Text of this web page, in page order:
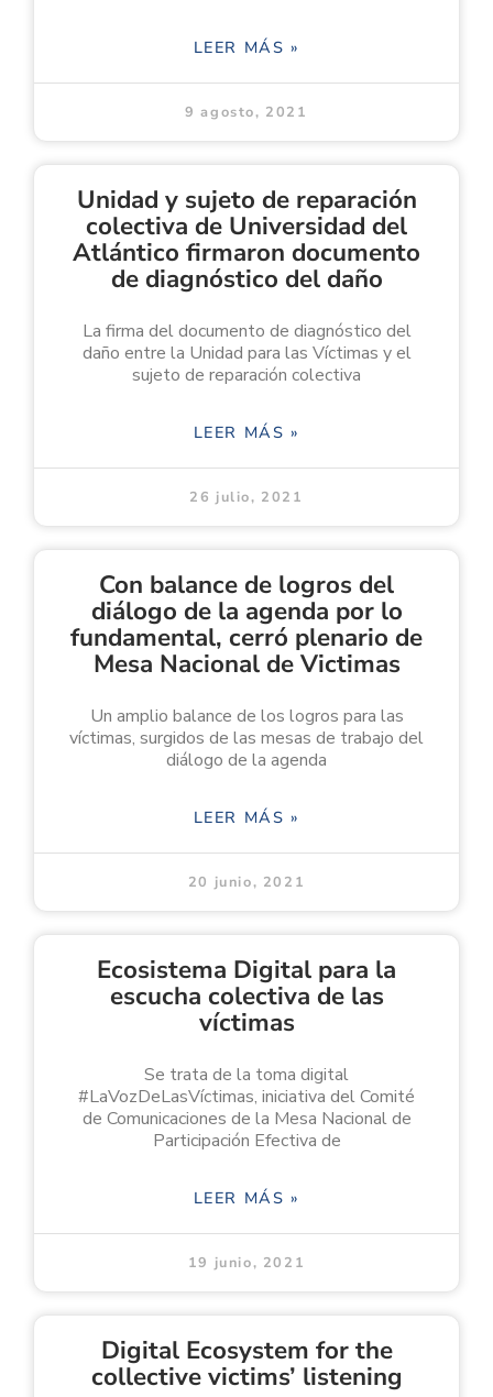
LEER MÁS »
9 agosto, 2021
Unidad y sujeto de reparación
colectiva de Universidad del
Atlántico firmaron documento
de diagnóstico del daño
La firma del documento de diagnóstico del
daño entre la Unidad para las Víctimas y el
sujeto de reparación colectiva
LEER MÁS »
26 julio, 2021
Con balance de logros del
diálogo de la agenda por lo
fundamental, cerró plenario de
Mesa Nacional de Victimas
Un amplio balance de los logros para las
víctimas, surgidos de las mesas de trabajo del
diálogo de la agenda
LEER MÁS »
20 junio, 2021
Ecosistema Digital para la
escucha colectiva de las
víctimas
Se trata de la toma digital
#LaVozDeLasVíctimas, iniciativa del Comité
de Comunicaciones de la Mesa Nacional de
Participación Efectiva de
LEER MÁS »
19 junio, 2021
Digital Ecosystem for the
collective victims’ listening